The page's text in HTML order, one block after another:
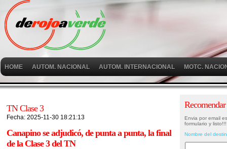
HOME AUTOM. NACIONAL AUTOM. INTERNACIONAL MOTC.
TN Clase 3
Fecha: 2025-11-30 18:21:13
Canapino se adjudicó, de punta a punta, la final
de la Clase 3 del TN
Envia por email
formulario y listo!!!
Nombre del